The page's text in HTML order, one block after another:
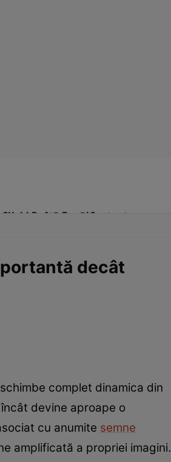
Click! Poftă Bună!Contact
decât
complet dinamica din
devine aproape o
cu anumite semne
amplificată a propriei imagini.